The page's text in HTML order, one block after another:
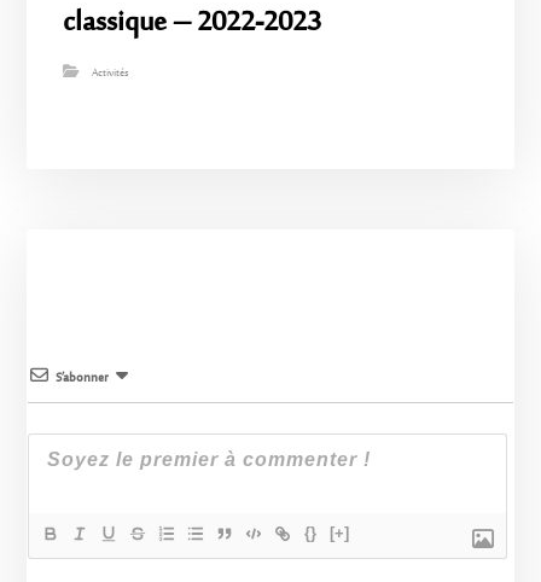
classique – 2022-2023
Activités
S’abonner
{} [+]